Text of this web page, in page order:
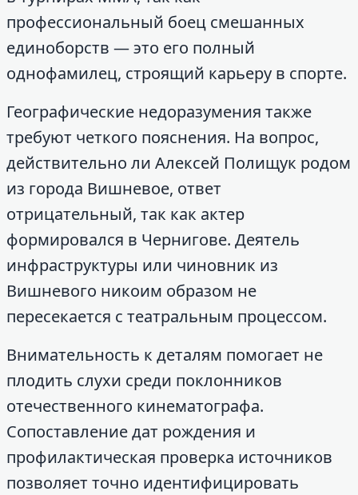
профессиональный боец смешанных
единоборств — это его полный
однофамилец, строящий карьеру в спорте.
Географические недоразумения также
требуют четкого пояснения. На вопрос,
действительно ли Алексей Полищук родом
из города Вишневое, ответ
отрицательный, так как актер
формировался в Чернигове. Деятель
инфраструктуры или чиновник из
Вишневого никоим образом не
пересекается с театральным процессом.
Внимательность к деталям помогает не
плодить слухи среди поклонников
отечественного кинематографа.
Сопоставление дат рождения и
профилактическая проверка источников
позволяет точно идентифицировать